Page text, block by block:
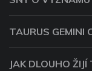
TAURUS GEMINI
JAK DLOUHO